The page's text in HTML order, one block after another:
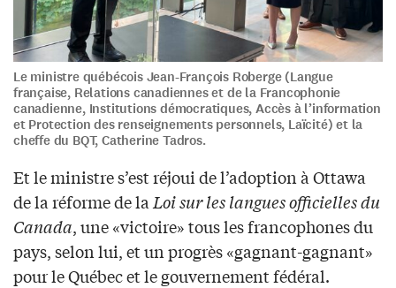
Le ministre québécois Jean-François Roberge (Langue
française, Relations canadiennes et de la Francophonie
canadienne, Institutions démocratiques, Accès à l’information
et Protection des renseignements personnels, Laïcité) et la
cheffe du BQT, Catherine Tadros.
Et le ministre s’est réjoui de l’adoption à Ottawa
de la réforme de la Loi sur les langues officielles du
Canada, une «victoire» tous les francophones du
pays, selon lui, et un progrès «gagnant-gagnant»
pour le Québec et le gouvernement fédéral.